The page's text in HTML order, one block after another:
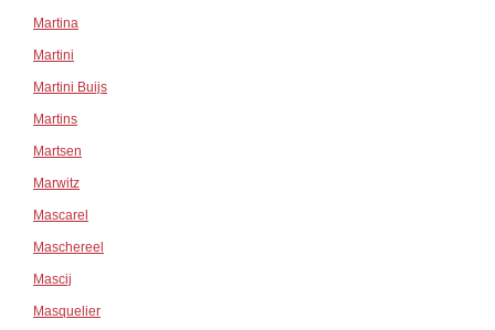
Martina
Martini
Martini Buijs
Martins
Martsen
Marwitz
Mascarel
Maschereel
Mascij
Masquelier